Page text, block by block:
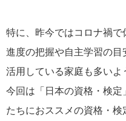
特に、昨今ではコロナ禍
進度の把握や自主学習の
活用している家庭も多いよ
今回は「日本の資格・検
たちにおススメの資格・